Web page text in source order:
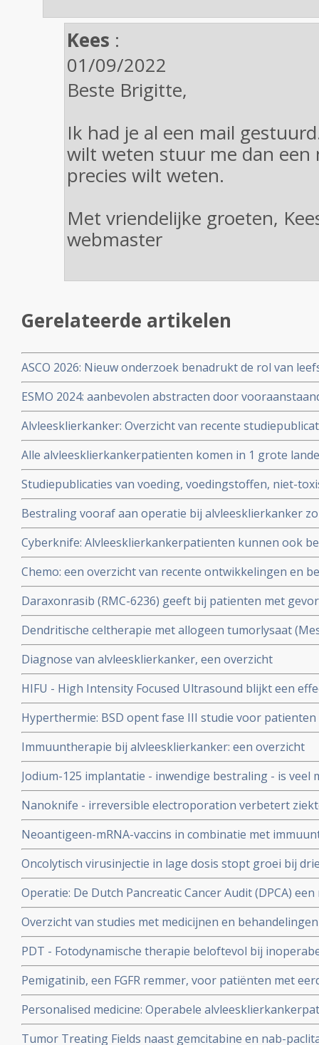
Kees :
01/09/2022
Beste Brigitte,
Ik had je al een mail
wilt weten stuur me dan een
precies wilt weten.
Met vriendelijke groeten,
webmaster
Gerelateerde artikelen
ASCO 2026: Nieuw onderzoek benadrukt de rol van
behandelstrategieën in de kankerzorg.
ESMO 2024: aanbevolen abstracten door
specialisten gerelateerd aan studies bij
darmkanker, alvleesklierkanker, slokdarmkanker,
Alvleesklierkanker: Overzicht van recente
alvleesklierkanker in verschillende stadia
Alle alvleesklierkankerpatienten komen in 1 grote
Het Deltaplan alvleesklierkanker moet de grote sterfte
stoppen
Studiepublicaties van voeding, voedingstoffen, niet-
behandelingen uit literatuurlijst van arts-bioloog drs.
alvleesklierkanker copy 1
Bestraling vooraf aan operatie bij alvleesklierkanker
overlevingstijd en overall overleving geven, aldus
vooraf blijft controversieel, aldus onderzoekers.
Cyberknife: Alvleesklierkankerpatienten kunnen ook
cyberknife in Nederland
Chemo: een overzicht van recente ontwikkelingen en
en radiotherapie - bestraling
Daraxonrasib (RMC-6236) geeft bij patienten met
alvleesklierkanker met KRAS G12X mutaties
overleving
Dendritische celtherapie met allogeen tumorlysaat
CD40-agonist (Mitazalimab) geeft uitstekende
alvleesklierkanker aldus prof. dr. Casper van Eyck en
Diagnose van alvleesklierkanker, een overzicht
HIFU - High Intensity Focused Ultrasound blijkt een
alvleesklierkanker. HIFU gebruikt gerichte hitte om
vernietigen, en er is minimale schade aan het lichaam.
Hyperthermie: BSD opent fase III studie voor
wordt uitgevoerd met chemo - cisplatin met
copy 1
Immuuntherapie bij alvleesklierkanker: een overzicht
Jodium-125 implantatie - inwendige bestraling - is veel
patiënt met operabele alvleesklierkanker en geeft
overleving en veel betere kwaliteit van leven in
Nanoknife - irreversible electroporation verbetert
overleving bij inoperable alvleesklierkanker blijkt uit
Neoantigeen-mRNA-vaccins in combinatie met
medicijnen en chemotherapie na operatie geeft
bij operabele alvleesklierkanker met KRAS mutaties
Oncolytisch virusinjectie in lage dosis stopt groei bij
uitgezaaide nog niet eerder behandelde
Operatie: De Dutch Pancreatic Cancer Audit (DPCA)
bepaalt hoe en wanneer een operatie van
geeft uitstekende resultaten
Overzicht van studies met medicijnen en
mutaties aan te pakken. Vooral
PDT - Fotodynamische therapie beloftevol bij
verschillende studies.
Pemigatinib, een FGFR remmer, voor patiënten met
galwegenkanker geeft bij patienten met een FGFR2-
met een objectieve respons van 35 procent.versus 0
mutatie had copy 1
Personalised medicine: Operabele
Her2-Neu hebben significant kortere overlevingstijd
met normale Her2-Neu expressiewaarden.
Tumor Treating Fields naast gemcitabine en nab-